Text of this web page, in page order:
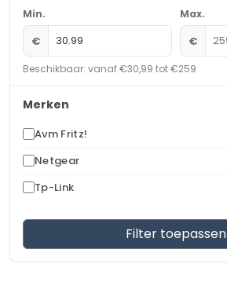
Min.
€
Max.
€
Beschikbaar: vanaf €30,99 tot €259
Merken
Avm Fritz!
Netgear
Tp-Link
Filter toepassen